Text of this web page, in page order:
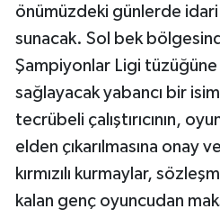
önümüzdeki günlerde idari
sunacak. Sol bek
Şampiyonlar Ligi
sağlayacak yabancı bir
tecrübeli çalıştırıcının,
elden çıkarılmasına onay
kırmızılı kurmaylar,
kalan genç oyuncudan